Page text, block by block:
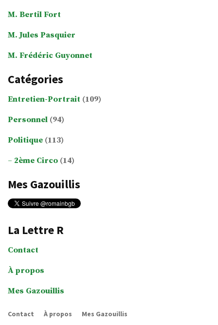
M. Bertil Fort
M. Jules Pasquier
M. Frédéric Guyonnet
Catégories
Entretien-Portrait (109)
Personnel (94)
Politique (113)
2ème Circo (14)
Mes Gazouillis
La Lettre R
Contact
À propos
Mes Gazouillis
Contact À propos Mes Gazouillis